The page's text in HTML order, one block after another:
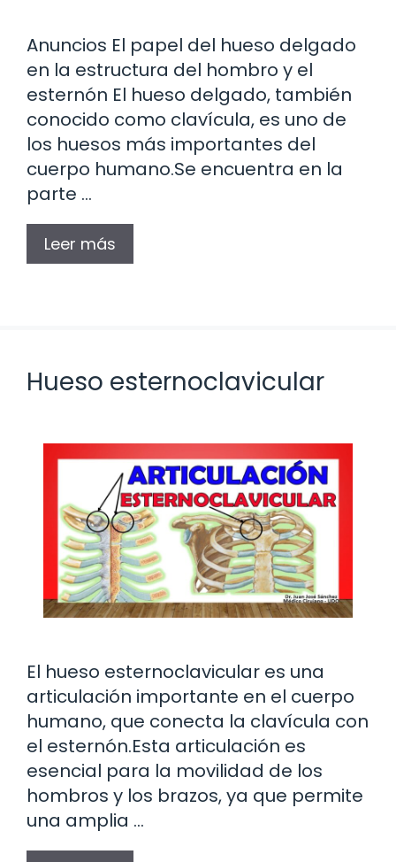
Anuncios El papel del hueso delgado
en la estructura del hombro y el
esternón El hueso delgado, también
conocido como clavícula, es uno de
los huesos más importantes del
cuerpo humano.Se encuentra en la
parte …
Leer más
Hueso esternoclavicular
El hueso esternoclavicular es una
articulación importante en el cuerpo
humano, que conecta la clavícula con
el esternón.Esta articulación es
esencial para la movilidad de los
hombros y los brazos, ya que permite
una amplia …